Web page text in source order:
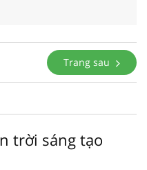
Trang sau
trời sáng tạo